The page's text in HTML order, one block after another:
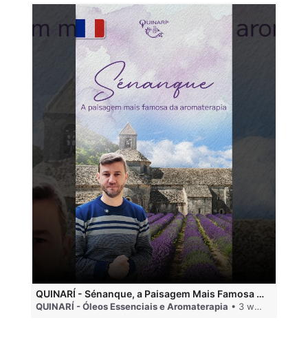
QUINARÍ - Sénanque, a Paisagem Mais Famosa da Aromaterapia
QUINARÍ - Óleos Essenciais e Aromaterapia • 3 weeks ago